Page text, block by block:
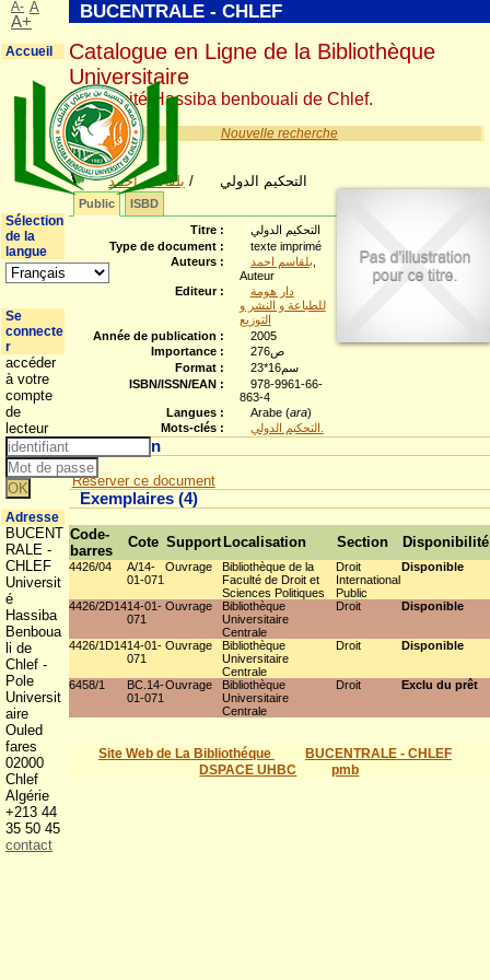
Nouvelle recherche
التحكيم الدولي / بلقاسم احمد
Public
ISBD
Titre :
التحكيم الدولي
Type de document :
texte imprimé
Auteurs :
بلقاسم احمد
Auteur
Editeur :
دار هومة
للطباعة و النشر و
التوزيع
Année de publication :
2005
Importance :
276ص
Format :
23*16سم
ISBN/ISSN/EAN :
978-9961-66-
863-4
Langues :
Arabe (ara)
Mots-clés :
Réservation
Réserver ce document
Exemplaires (4)
Code-
barres
Cote Support Localisation Section Disponibilité
4426/04
A/14-
01-071
Ouvrage
Bibliothèque de la
Faculté de Droit et
Sciences Politiques
Droit
International
Public
Disponible
4426/2D1414-01-
071
Ouvrage
Bibliothèque
Universitaire
Centrale
Droit Disponible
4426/1D1414-01-
071
Ouvrage
Bibliothèque
Universitaire
Centrale
Droit Disponible
6458/1
BC.14-
01-071
Ouvrage
Bibliothèque
Universitaire
Centrale
Droit Exclu du prêt
Site Web de La Bibliothéque
BUCENTRALE - CHLEF
DSPACE UHBC
pmb
BUCENTRALE - CHLEF
Catalogue en Ligne de la Bibliothèque
Universitaire
Université Hassiba benbouali de Chlef.
A- A
A+
Accueil
Sélection
de la
langue
Se
connecte
r
accéder
à votre
compte
de
lecteur
Adresse
BUCENT
RALE -
CHLEF
Universit
é
Hassiba
Benboua
li de
Chlef -
Pole
Universit
aire
Ouled
fares
02000
Chlef
Algérie
+213 44
35 50 45
contact